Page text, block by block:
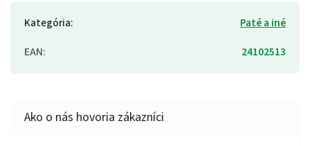
Kategória:
Paté a iné
EAN: 24102513